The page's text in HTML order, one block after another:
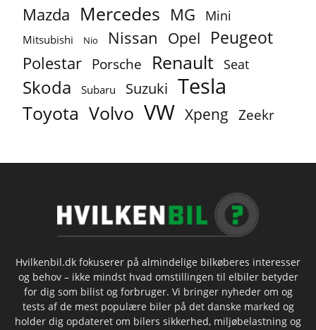
Mazda Mercedes MG Mini
Mitsubishi Nio Nissan Opel Peugeot
Polestar Porsche Renault Seat
Skoda Subaru Suzuki Tesla
Toyota Volvo VW Xpeng Zeekr
Hvilkenbil.dk fokuserer på almindelige bilkøberes interesser
og behov – ikke mindst hvad omstillingen til elbiler betyder
for dig som bilist og forbruger. Vi bringer nyheder om og
tests af de mest populære biler på det danske marked og
holder dig opdateret om bilers sikkerhed, miljøbelastning og